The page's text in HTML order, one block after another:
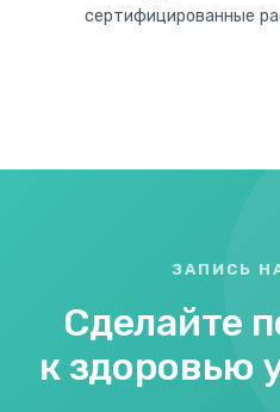
сертифицированные
ЗАПИСЬ
Сделайте
к здоровью